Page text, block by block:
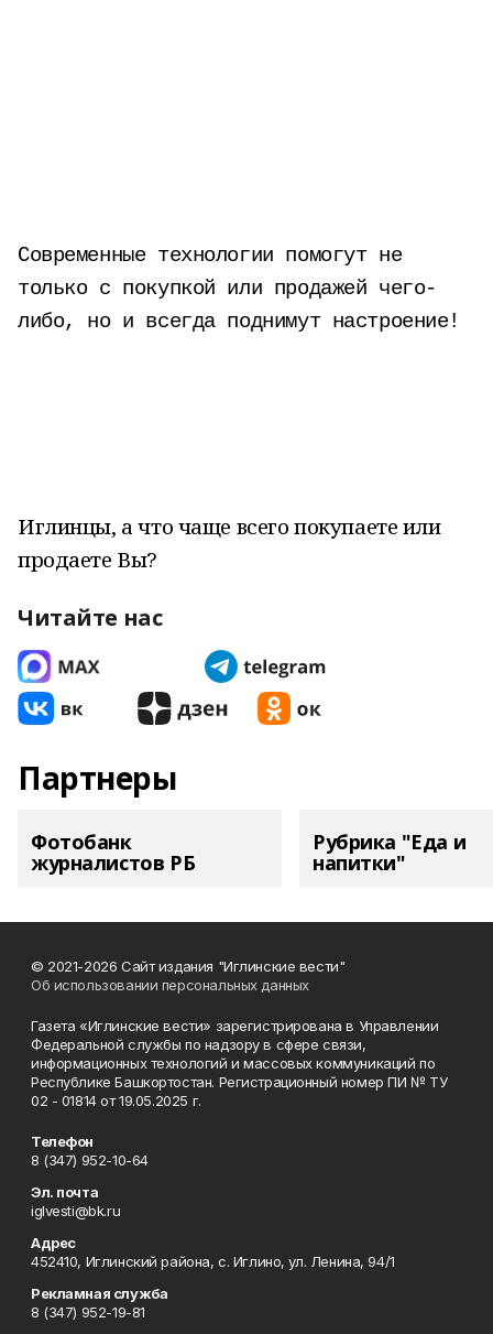
Современные технологии помогут не
только с покупкой или продажей чего-
либо, но и всегда поднимут настроение!
Иглинцы, а что чаще всего покупаете или
продаете Вы?
Читайте нас
Партнеры
Фотобанк
журналистов РБ
Рубрика "Еда и
напитки"
© 2021-2026 Сайт издания "Иглинские вести"
Об использовании персональных данных
Газета «Иглинские вести» зарегистрирована в Управлении
Федеральной службы по надзору в сфере связи,
информационных технологий и массовых коммуникаций по
Республике Башкортостан. Регистрационный номер ПИ № ТУ
02 - 01814 от 19.05.2025 г.
Телефон
8 (347) 952-10-64
Эл. почта
iglvesti@bk.ru
Адрес
452410, Иглинский района, с. Иглино, ул. Ленина, 94/1
Рекламная служба
8 (347) 952-19-81